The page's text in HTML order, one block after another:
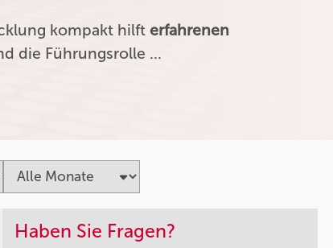
kompakt hilfterfahrenen
die Führungsrolle …
Haben Sie Fragen?